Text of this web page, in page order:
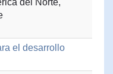
del Norte,
el desarrollo